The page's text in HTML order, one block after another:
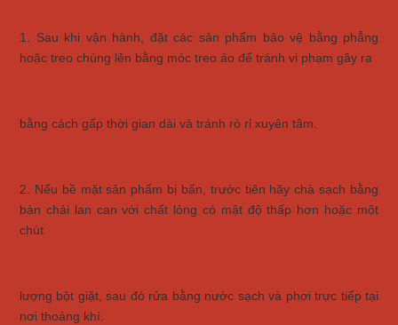
1. Sau khi vận hành, đặt các sản phẩm bảo vệ bằng phẳng
hoặc treo chúng lên bằng móc treo áo để tránh vi phạm gây ra
bằng cách gấp thời gian dài và tránh rò rỉ xuyên tâm.
2. Nếu bề mặt sản phẩm bị bẩn, trước tiên hãy chà sạch bằng
bàn chải lan can với chất lỏng có mật độ thấp hơn hoặc một
chút
lượng bột giặt, sau đó rửa bằng nước sạch và phơi trực tiếp tại
nơi thoáng khí.